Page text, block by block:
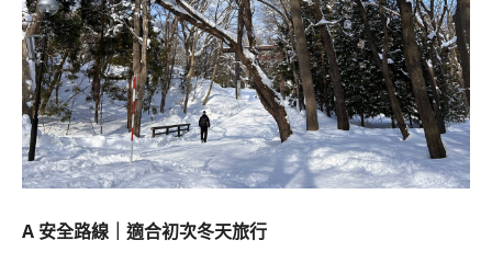
A 安全路線｜適合初次冬天旅行